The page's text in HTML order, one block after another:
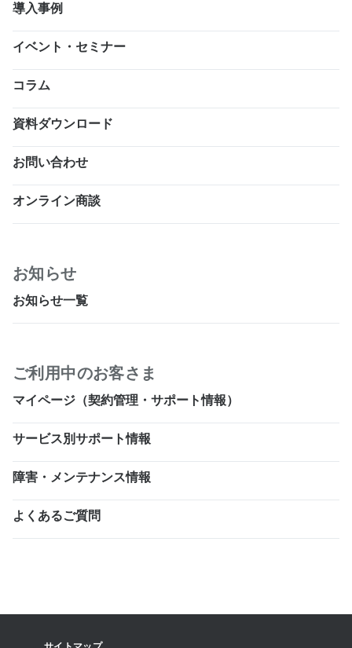
導入事例
イベント・セミナー
コラム
資料ダウンロード
お問い合わせ
オンライン商談
お知らせ
お知らせ一覧
ご利用中のお客さま
マイページ（契約管理・サポート情報）
サービス別サポート情報
障害・メンテナンス情報
よくあるご質問